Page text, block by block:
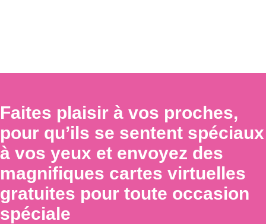
Faites plaisir à vos proches,
pour qu’ils se sentent spéciaux
à vos yeux et envoyez des
magnifiques cartes virtuelles
gratuites pour toute occasion
spéciale